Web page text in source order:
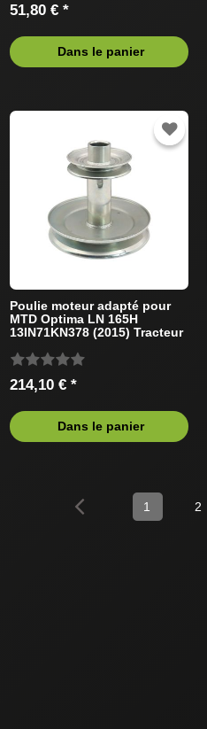
51,80 € *
Dans le panier
Poulie moteur adapté pour
MTD Optima LN 165H
13IN71KN378 (2015) Tracteur
214,10 € *
Dans le panier
1 2